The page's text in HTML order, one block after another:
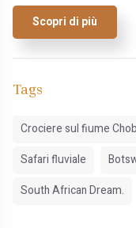
Scopri di più
Tags
Crociere sul fiume
Safari fluviale
South African Dream.